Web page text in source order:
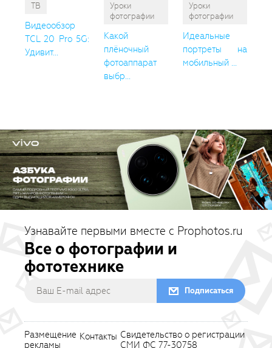
ТВ
Видеообзор
TCL 20 Pro 5G:
Удивит...
Уроки
фотографии
Какой
плёночный
фотоаппарат
выбр...
Уроки
фотографии
Идеальные
портреты на
мобильный ...
Узнавайте первыми вместе с Prophotos.ru
Все о фотографии и
фототехнике
Подписаться
Размещение
рекламы
Контакты Свидетельство о регистрации
СМИ ФС 77-30758